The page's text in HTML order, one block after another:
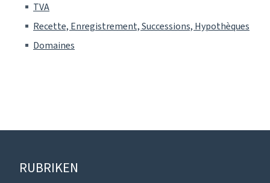
TVA
Recette, Enregistrement, Successions, Hypothèques
Domaines
Footer
RUBRIKEN